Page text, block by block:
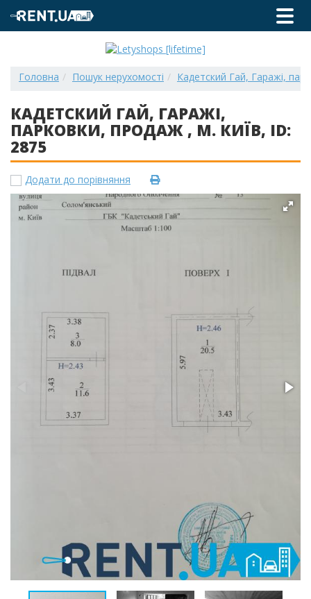
Головна Пошук нерухомості Кадетский Гай, Гаражі,
КАДЕТСКИЙ ГАЙ, ГАРАЖІ,
ПАРКОВКИ, ПРОДАЖ , М. КИЇВ, ID:
2875
Додати до порівняння